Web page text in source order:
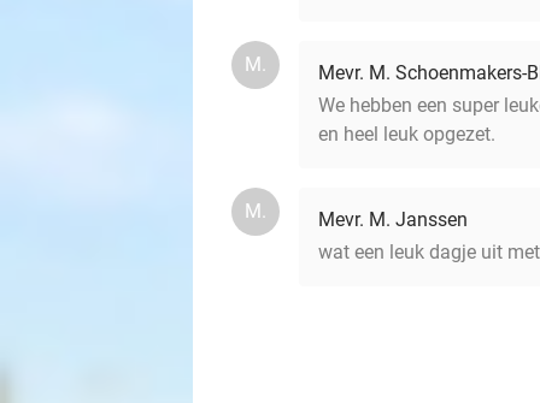
M.
Mevr. M. Schoenmakers-
We hebben een super
en heel leuk opgezet.
M.
Mevr. M. Janssen
wat een leuk dagje uit